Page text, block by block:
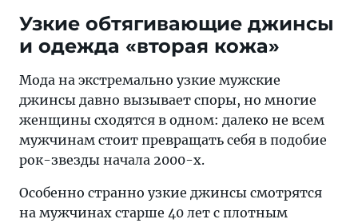
Узкие обтягивающие джинсы
и одежда «вторая кожа»
Мода на экстремально узкие мужские
джинсы давно вызывает споры, но многие
женщины сходятся в одном: далеко не всем
мужчинам стоит превращать себя в подобие
рок-звезды начала 2000-х.
Особенно странно узкие джинсы смотрятся
на мужчинах старше 40 лет с плотным